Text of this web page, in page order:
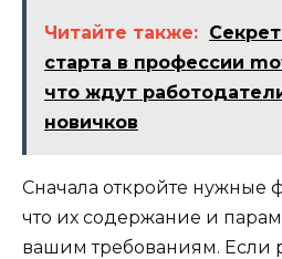
Читайте также:
старта в профессии
что ждут
новичков
Сначала откройте нужные
что их содержание и
вашим требованиям. Если